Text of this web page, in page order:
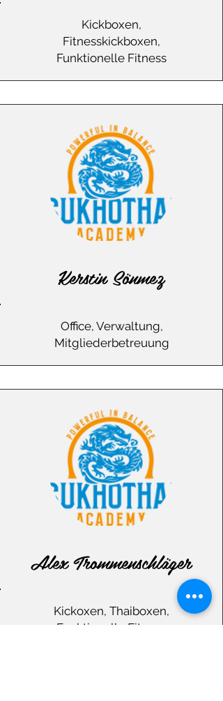
Kickboxen,
Fitnesskickboxen,
Funktionelle Fitness
Kerstin Sönmez
Office, Verwaltung,
Mitgliederbetreuung
Alex Trommenschläger
Kickoxen, Thaiboxen,
Funktionelle Fitness